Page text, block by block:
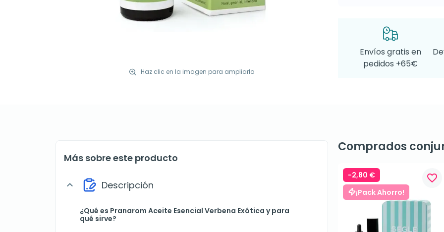
Haz clic en la imagen para ampliarla
Envíos gratis en
pedidos +65€
Más sobre este producto
expand_more Descripción
¿Qué es Pranarom Aceite Esencial Verbena Exótica y para
qué sirve?
Comprados
-2,80 €
¡Pack Ahorro!
favorite_border